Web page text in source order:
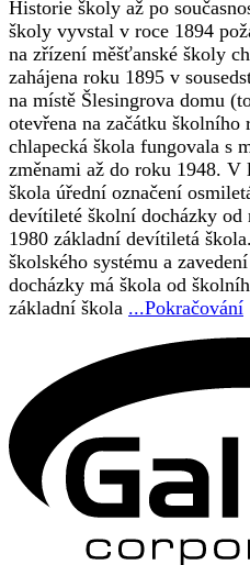
Historie školy až po
školy vyvstal v roce 1894
na zřízení měšťanské školy
zahájena roku 1895 v
na místě Šlesingrova domu
otevřena na začátku školního
chlapecká škola fungovala s
změnami až do roku 1948. V
škola úřední označení
devítileté školní docházky od
1980 základní devítiletá
školského systému a
docházky má škola od
základní škola ...Pokračování